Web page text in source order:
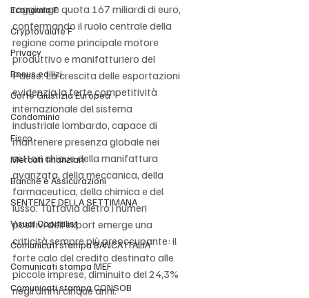
Economia F
Cryptovalute F
Privacy
Bonus edilizi
Corte Giustizia Europea
Condominio
Fisco
Mercati finanziari
Banche e Assicurazioni
SENTENZE DELLA SETTIMANA
Visual Capitalist
Comunicati stampa BANCA ITALIA
Comunicati stampa MEF
Comunicati stampa CONSOB
raggiunge quota 167 miliardi di euro,
confermando il ruolo centrale della
regione come principale motore
produttivo e manifatturiero del
Paese. La crescita delle esportazioni
evidenzia la forte competitività
internazionale del sistema
industriale lombardo, capace di
mantenere presenza globale nei
settori chiave della manifattura
avanzata, della meccanica, della
farmaceutica, della chimica e del
lusso. Tuttavia dietro i numeri
positivi dell’export emerge una
criticità sempre più preoccupante: il
forte calo del credito destinato alle
piccole imprese, diminuito del 24,3%
negli ultimi cinque anni.